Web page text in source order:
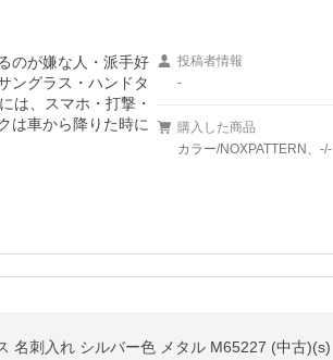
のが嫌な人・派手好
ングラス・ハンドタ
は、スマホ・打撃・
は車から降りた時に
投稿者情報
-
購入した商品
カラー/NOXPATTERN、-/-
名刺入れ シルバー色 メタル M65227 (中古)(s)